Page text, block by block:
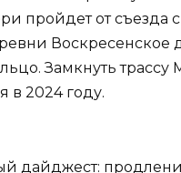
пройдет от съезда
Воскресенское
Замкнуть трассу
в 2024 году.